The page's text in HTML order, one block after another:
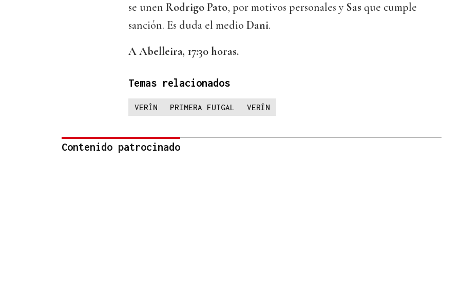
se unen Rodrigo Pato, por motivos personales y Sas que cumple
sanción. Es duda el medio Dani.
A Abelleira, 17:30 horas.
Temas relacionados
VERÍN PRIMERA FUTGAL VERÍN
Contenido patrocinado